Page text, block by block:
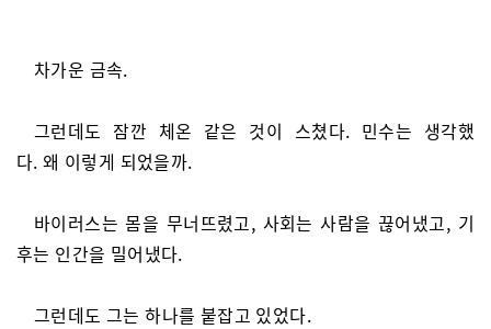
차가운 금속.
그런데도 잠깐 체온 같은 것이 스쳤다. 민수는 생각했
다. 왜 이렇게 되었을까.
바이러스는 몸을 무너뜨렸고, 사회는 사람을 끊어냈고, 기
후는 인간을 밀어냈다.
그런데도 그는 하나를 붙잡고 있었다.